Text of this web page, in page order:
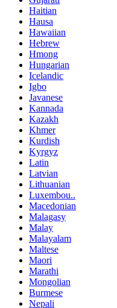
Haitian
Hausa
Hawaiian
Hebrew
Hmong
Hungarian
Icelandic
Igbo
Javanese
Kannada
Kazakh
Khmer
Kurdish
Kyrgyz
Latin
Latvian
Lithuanian
Luxembou..
Macedonian
Malagasy
Malay
Malayalam
Maltese
Maori
Marathi
Mongolian
Burmese
Nepali